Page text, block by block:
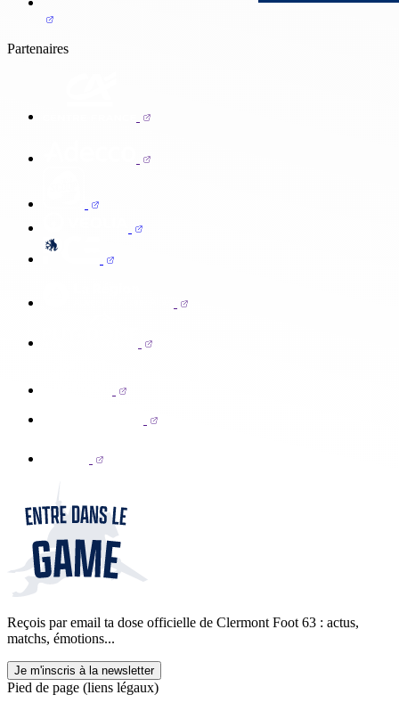
Partenaires
Reçois par email ta dose officielle de Clermont Foot 63 : actus,
matchs, émotions...
Je m'inscris à la newsletter
Pied de page (liens légaux)